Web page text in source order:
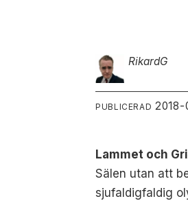
RikardG
PUBLICERAD
Lammet och
Sälen utan att
sjufaldigfaldig